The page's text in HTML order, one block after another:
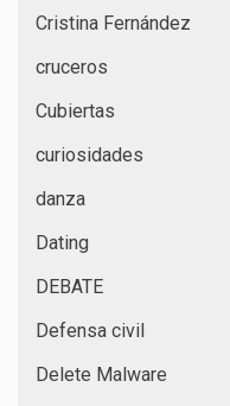
Cristina Fernández
cruceros
Cubiertas
curiosidades
danza
Dating
DEBATE
Defensa civil
Delete Malware